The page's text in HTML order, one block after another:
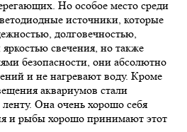
Но особое место среди
источники, которые
долговечностью,
свечения, но также
безопасности, они абсолютно
и не нагревают воду. Кроме
аквариумов стали
Она очень хорошо себя
и рыбы хорошо принимают этот